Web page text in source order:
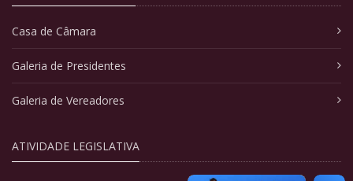
Casa de Câmara
Galeria de Presidentes
Galeria de Vereadores
ATIVIDADE LEGISLATIVA